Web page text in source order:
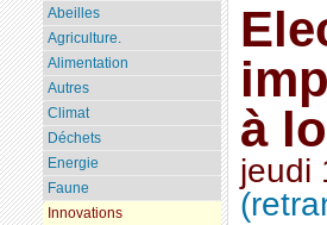
à
jeudi
Abeilles
Agriculture.
Alimentation
Autres
Climat
Déchets
Energie
Faune
Innovations